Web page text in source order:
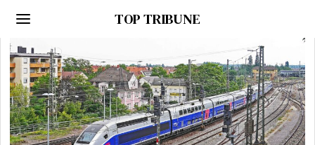
TOP TRIBUNE